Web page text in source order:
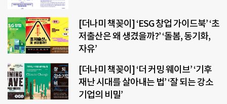
[더나미 책꽂이] ‘ESG 창업 가이드북’ ‘초
저출산은 왜 생겼을까?’ ‘돌봄, 동기화,
자유’
[더나미 책꽂이] ‘더 커밍 웨이브’ ‘기후
재난 시대를 살아내는 법’ ‘잘 되는 강소
기업의 비밀’